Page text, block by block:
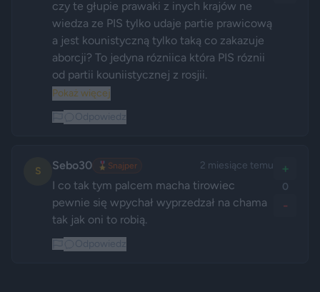
czy te głupie prawaki z inych krajów ne
wiedza ze PIS tylko udaje partie prawicową
a jest kounistyczną tylko taką co zakazuje
aborcji? To jedyna rózniica która PIS róznii
od partii kouniistycznej z rosjii.
Pokaż więcej
S Sebo30 🎖️ Snajper 2 miesiące temu
I co tak tym palcem macha tirowiec
pewnie się wpychał wyprzedzał na chama
tak jak oni to robią.
+
0
-